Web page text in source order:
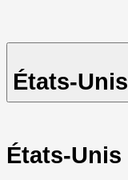
États-Unis
États-Unis